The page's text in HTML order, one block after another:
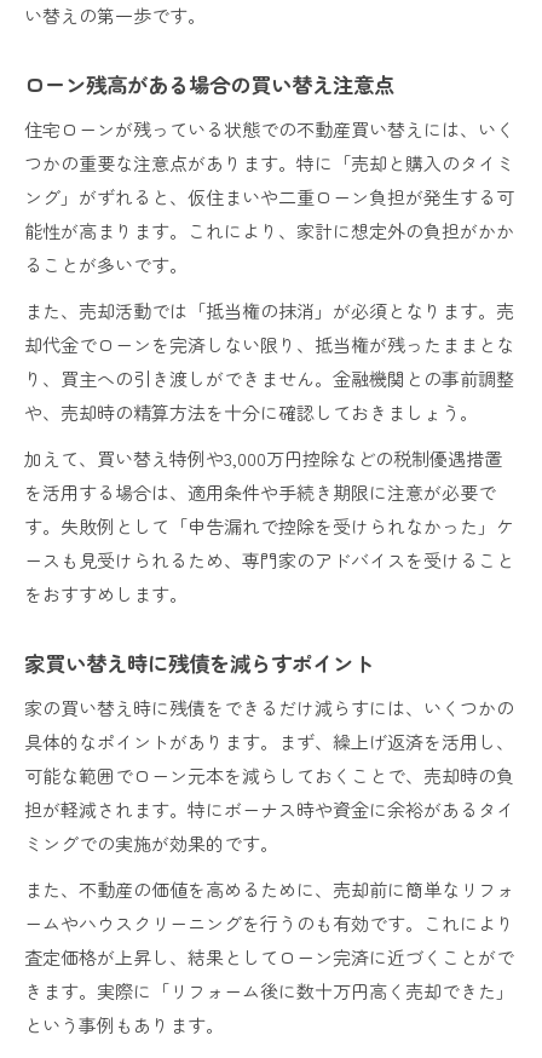
い替えの第一歩です。
ローン残高がある場合の買い替え注意点
住宅ローンが残っている状態での不動産買い替えには、いく
つかの重要な注意点があります。特に「売却と購入のタイミ
ング」がずれると、仮住まいや二重ローン負担が発生する可
能性が高まります。これにより、家計に想定外の負担がかか
ることが多いです。
また、売却活動では「抵当権の抹消」が必須となります。売
却代金でローンを完済しない限り、抵当権が残ったままとな
り、買主への引き渡しができません。金融機関との事前調整
や、売却時の精算方法を十分に確認しておきましょう。
加えて、買い替え特例や3,000万円控除などの税制優遇措置
を活用する場合は、適用条件や手続き期限に注意が必要で
す。失敗例として「申告漏れで控除を受けられなかった」ケ
ースも見受けられるため、専門家のアドバイスを受けること
をおすすめします。
家買い替え時に残債を減らすポイント
家の買い替え時に残債をできるだけ減らすには、いくつかの
具体的なポイントがあります。まず、繰上げ返済を活用し、
可能な範囲でローン元本を減らしておくことで、売却時の負
担が軽減されます。特にボーナス時や資金に余裕があるタイ
ミングでの実施が効果的です。
また、不動産の価値を高めるために、売却前に簡単なリフォ
ームやハウスクリーニングを行うのも有効です。これにより
査定価格が上昇し、結果としてローン完済に近づくことがで
きます。実際に「リフォーム後に数十万円高く売却できた」
という事例もあります。